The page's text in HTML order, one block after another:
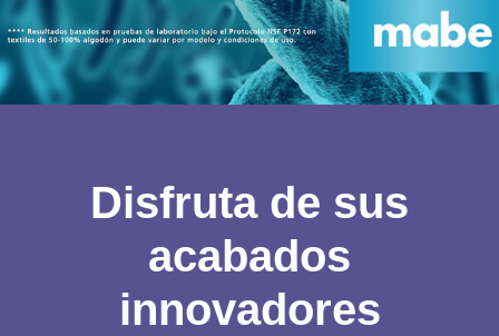
Disfruta de sus
acabados
innovadores